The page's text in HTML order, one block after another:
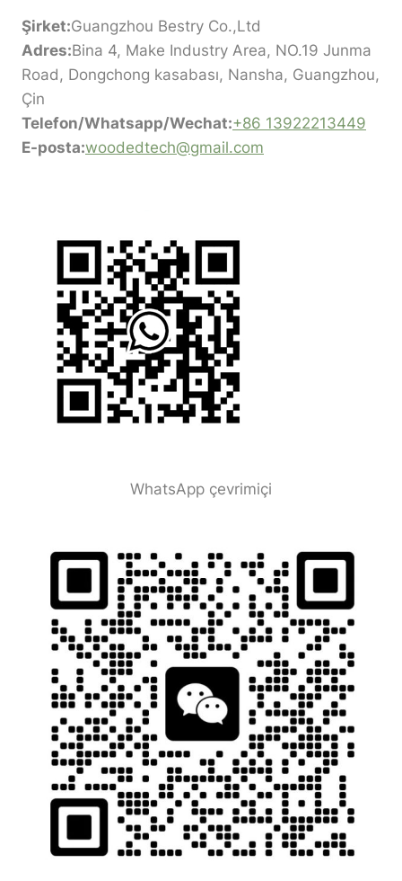
Şirket:Guangzhou Bestry Co.,Ltd
Adres:Bina 4, Make Industry Area, NO.19 Junma
Road, Dongchong kasabası, Nansha, Guangzhou,
Çin
Telefon/Whatsapp/Wechat:+86 13922213449
E-posta:woodedtech@gmail.com
WhatsApp çevrimiçi